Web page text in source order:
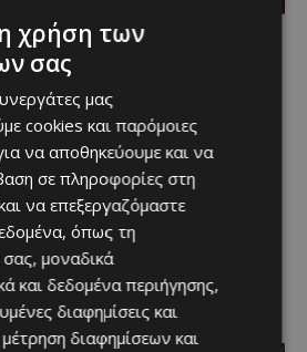
ο
ο
ΜΈΝΟΥΜΕ ΕΝΗΜΕΡΩΜΈΝΟΙ
Η Peugeot είναι ο
επίσημος συνεργάτης του
Φεστιβάλ
Κινηματογράφου της
Βενετίας
Η Peugeot ανακοινώνει μια
ιδιαίτερα σημαντική συνεργασία
με το Διεθνές Φεστιβάλ
Κινηματογράφου της Βενετίας
και με αυτό τον...
χρήση των
σας
μας
cookies και παρόμοιες
να αποθηκεύουμε και να
σε πληροφορίες στη
να επεξεργαζόμαστε
όπως τη
μοναδικά
και δεδομένα περιήγησης,
διαφημίσεις και
διαφημίσεων και